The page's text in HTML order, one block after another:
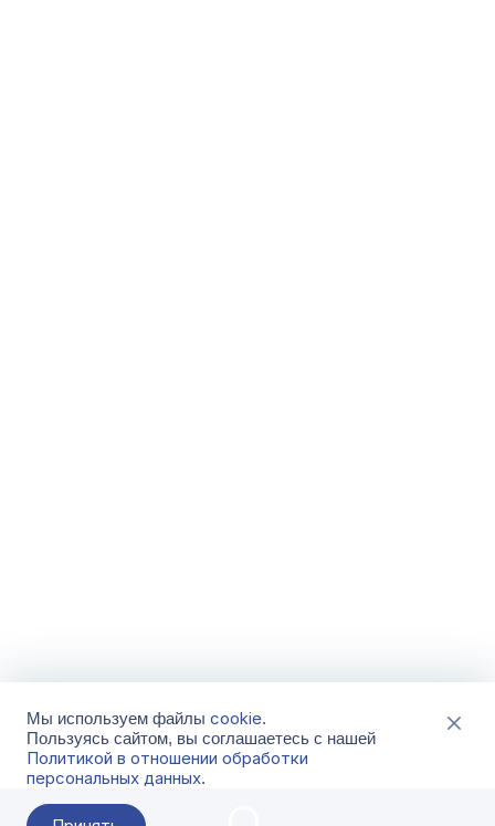
Мы используем файлы cookie.
Пользуясь сайтом, вы соглашаетесь с нашей
Политикой в отношении обработки
персональных данных.